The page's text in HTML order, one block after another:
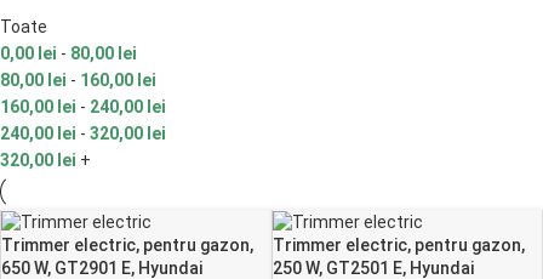
Toate
0,00 lei - 80,00 lei
80,00 lei - 160,00 lei
160,00 lei - 240,00 lei
240,00 lei - 320,00 lei
320,00 lei +
Trimmer electric, pentru gazon,
650 W, GT2901 E, Hyundai
Trimmer electric, pentru gazon,
250 W, GT2501 E, Hyundai